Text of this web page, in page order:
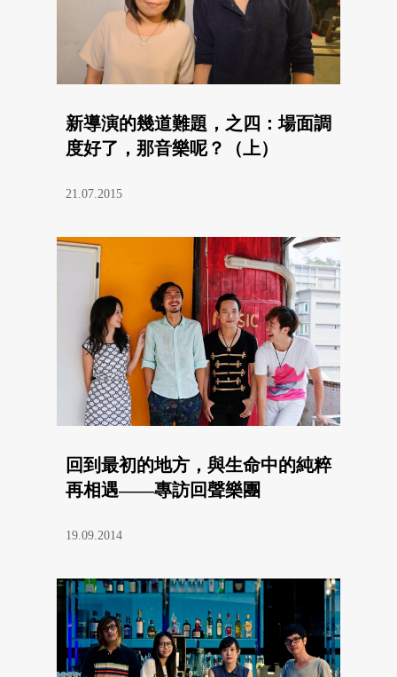
新導演的幾道難題，之四：場面調
度好了，那音樂呢？（上）
21.07.2015
回到最初的地方，與生命中的純粹
再相遇——專訪回聲樂團
19.09.2014